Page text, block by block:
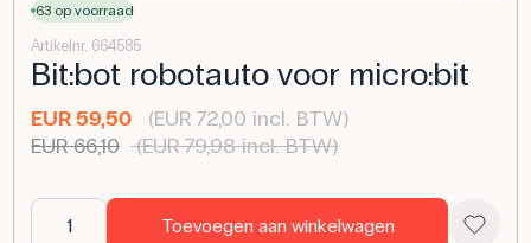
63 op voorraad
Artikelnr. 664585
Bit:bot robotauto voor micro:bit
EUR 59,50
(EUR 72,00 incl. BTW)
EUR 66,10 (EUR 79,98 incl. BTW)
Toevoegen aan winkelwagen